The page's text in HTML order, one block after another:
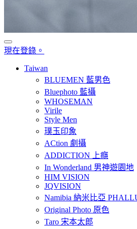
現在登錄。
Taiwan
BLUEMEN 藍男色
Bluephoto 藍攝
WHOSEMAN
Virile
Style Men
璞玉印象
ACtion 劇攝
ADDICTION 上癮
In Wonderland 男神遊園地
HIM VISION
JQVISION
Namibia 納米比亞
Original Photo 原色
Taro 宋本太郎